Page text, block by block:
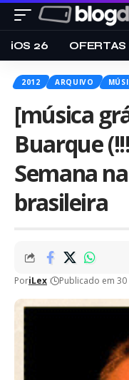
iOS 26 OFERTAS
2012 ARQUIVO
[música
Buarque
Semana
brasileira
PoriLex Publicado em